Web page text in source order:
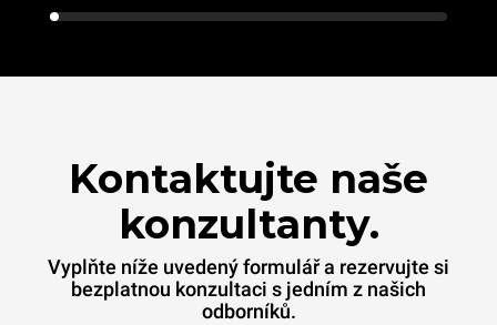
Kontaktujte naše
konzultanty.
Vyplňte níže uvedený formulář a rezervujte si
bezplatnou konzultaci s jedním z našich
odborníků.